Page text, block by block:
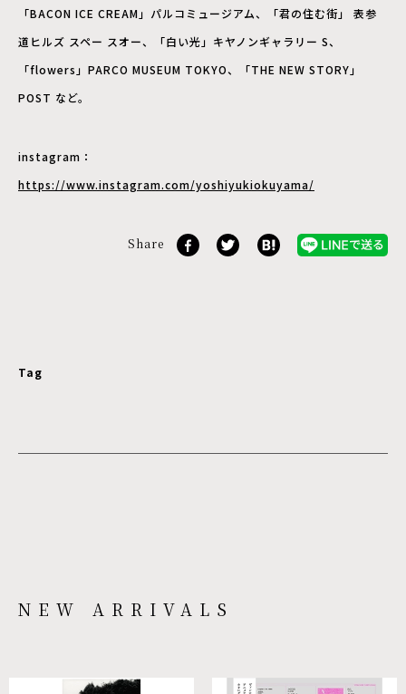
「BACON ICE CREAM」パルコミュージアム、「君の住む街」 表参
道ヒルズ スペー スオー、「白い光」キヤノンギャラリー S、
「flowers」PARCO MUSEUM TOKYO、「THE NEW STORY」
POST など。
instagram：
https://www.instagram.com/yoshiyukiokuyama/
Share
Tag
NEW ARRIVALS